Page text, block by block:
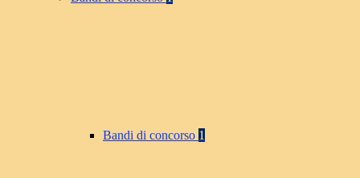
Bandi di concorso 1